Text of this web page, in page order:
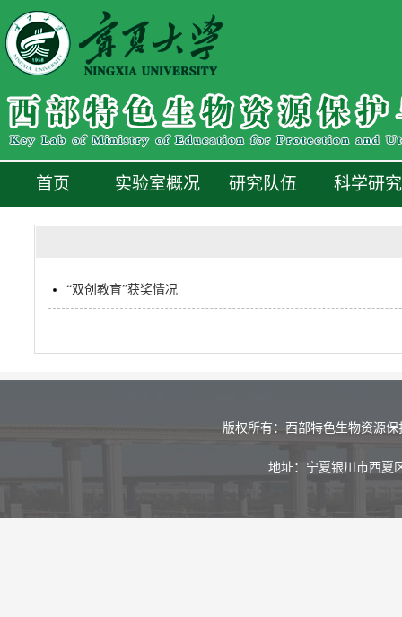
首页 实验室概况 研究队伍 科学研究
“双创教育”获奖情况
版权所有：西部特色生物资源
地址：宁夏银川市西夏